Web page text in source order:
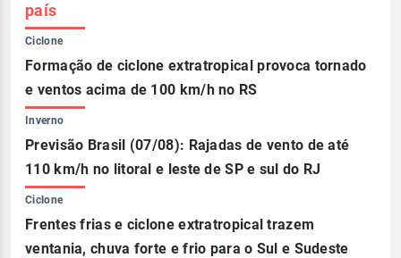
país
Ciclone
Formação de ciclone extratropical provoca tornado
e ventos acima de 100 km/h no RS
Inverno
Previsão Brasil (07/08): Rajadas de vento de até
110 km/h no litoral e leste de SP e sul do RJ
Ciclone
Frentes frias e ciclone extratropical trazem
ventania, chuva forte e frio para o Sul e Sudeste